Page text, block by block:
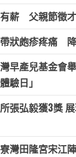
薪 父親節徵才
狀皰疹疼痛
早產兒基金會
驗日」
張弘毅獲3獎
灣田隆宮宋江